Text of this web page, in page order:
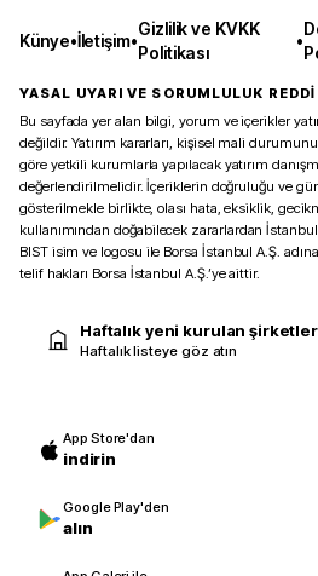
Künye•İletişim•
Gizlilik ve KVKK
Politikası
•
YASAL UYARI VE SORUMLULUK REDDİ
Bu sayfada yer alan bilgi, yorum ve içerikler
değildir. Yatırım kararları, kişisel mali
göre yetkili kurumlarla yapılacak yatırım
değerlendirilmelidir. İçeriklerin doğruluğu ve
gösterilmekle birlikte, olası hata, eksiklik,
kullanımından doğabilecek zararlardan
BIST isim ve logosu ile Borsa İstanbul A.Ş.
telif hakları Borsa İstanbul A.Ş.’ye aittir.
Haftalık yeni kurulan şirketler
Haftalık listeye göz atın
App Store'dan
indirin
Google Play'den
alın